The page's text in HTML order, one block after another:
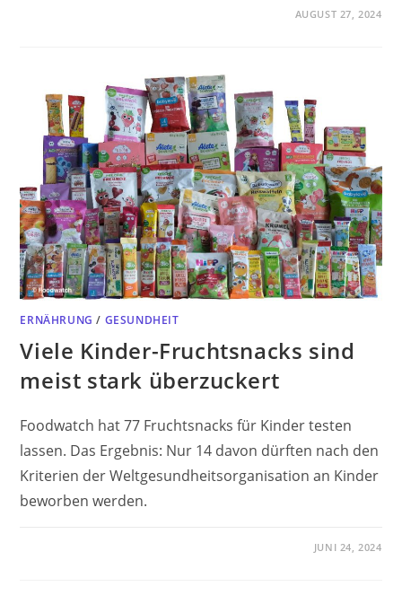
AUGUST 27, 2024
ERNÄHRUNG / GESUNDHEIT
Viele Kinder-Fruchtsnacks sind
meist stark überzuckert
Foodwatch hat 77 Fruchtsnacks für Kinder testen
lassen. Das Ergebnis: Nur 14 davon dürften nach den
Kriterien der Weltgesundheitsorganisation an Kinder
beworben werden.
JUNI 24, 2024